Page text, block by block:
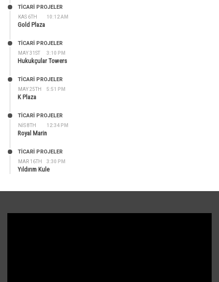
KAS 6TH 10:12 AM
TİCARİ PROJELER
Gold Plaza
MAY 31ST 3:10 PM
TİCARİ PROJELER
Hukukçular Towers
MAY 25TH 5:51 PM
TİCARİ PROJELER
K Plaza
NIS 8TH 12:34 PM
TİCARİ PROJELER
Royal Marin
MAR 16TH 3:30 PM
TİCARİ PROJELER
Yıldırım Kule